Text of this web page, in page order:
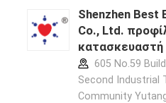
Shenzhen Best
Co., Ltd.
κατασκευαστή
605 No.59
Second Industrial
Community